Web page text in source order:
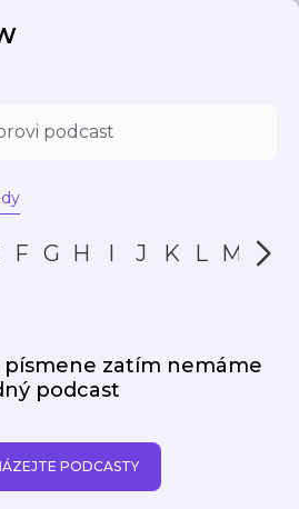
F G H I J K L M N
zatím nemáme
podcast
PODCASTY